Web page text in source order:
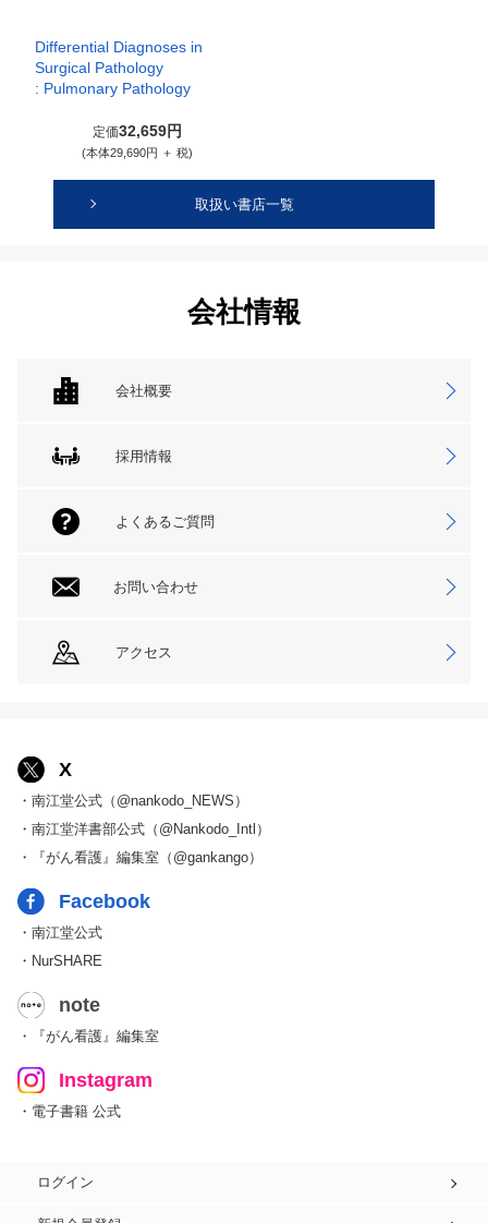
Differential Diagnoses in
Surgical Pathology
: Pulmonary Pathology
定価32,659円
(本体29,690円 ＋ 税)
取扱い書店一覧
会社情報
会社概要
採用情報
よくあるご質問
お問い合わせ
アクセス
X
・南江堂公式（@nankodo_NEWS）
・南江堂洋書部公式（@Nankodo_Intl）
・『がん看護』編集室（@gankango）
Facebook
・南江堂公式
・NurSHARE
note
・『がん看護』編集室
Instagram
・電子書籍 公式
ログイン